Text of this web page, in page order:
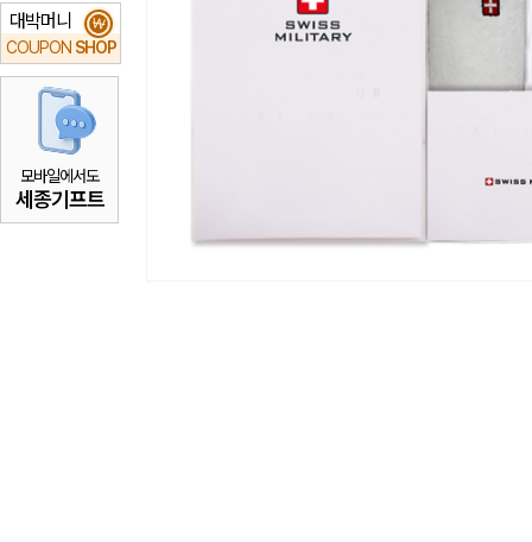
대박머니
COUPON SHOP
₩
모바일에서도
세종기프트